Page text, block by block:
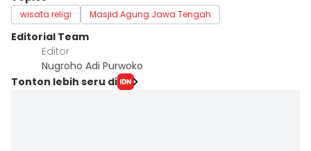
wisata religi Masjid Agung Jawa Tengah
Editorial Team
Editor
Nugroho Adi Purwoko
Tonton lebih seru di